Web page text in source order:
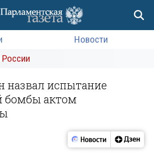
Новости
России
испытание
бомбы актом